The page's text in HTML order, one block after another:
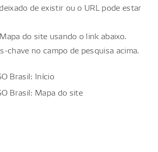
de existir ou o URL pode estar
do site usando o link abaixo.
chave no campo de pesquisa acima.
Brasil: Início
Brasil: Mapa do site